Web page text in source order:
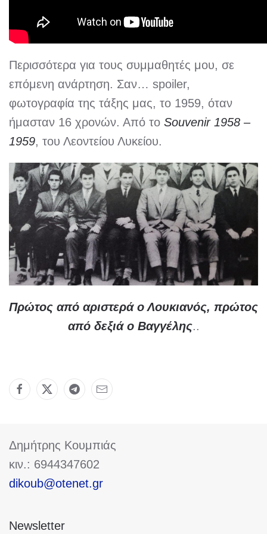
Περισσότερα για τους συμμαθητές μου, σε
επόμενη ανάρτηση. Σαν… spoiler,
φωτογραφία της τάξης μας, το 1959, όταν
ήμασταν 16 χρονών. Από το Souvenir 1958 –
1959, του Λεοντείου Λυκείου.
Πρώτος από αριστερά ο Λουκιανός, πρώτος
από δεξιά ο Βαγγέλης..
Δημήτρης Κουμπιάς
κιν.: 6944347602
dikoub@otenet.gr
Newsletter